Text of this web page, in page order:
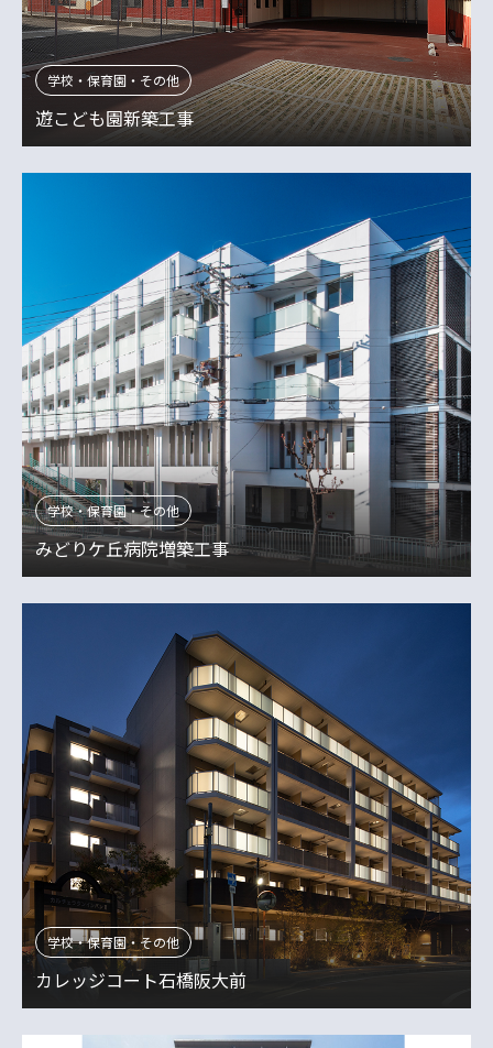
学校・保育園・その他
遊こども園新築工事
学校・保育園・その他
みどりケ丘病院増築工事
学校・保育園・その他
カレッジコート石橋阪大前